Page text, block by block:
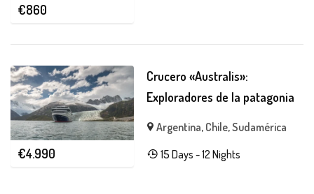
€860
€4.990
Crucero «Australis»:
Exploradores de la patagonia
Argentina, Chile,Sudamérica
15 Days - 12 Nights